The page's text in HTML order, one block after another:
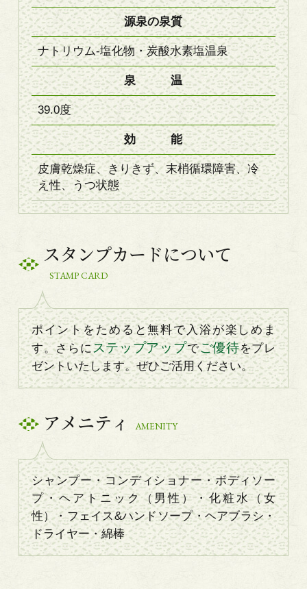
源泉の泉質
ナトリウム-塩化物・炭酸水素塩温泉
泉 温
39.0度
効 能
皮膚乾燥症、きりきず、末梢循環障害、冷
え性、うつ状態
スタンプカードについて
STAMP CARD
ポイントをためると無料で入浴が楽しめま
す。さらにステップアップでご優待をプレ
ゼントいたします。ぜひご活用ください。
アメニティ AMENITY
シャンプー・コンディショナー・ボディソー
プ・ヘアトニック（男性）・化粧水（女
性）・フェイス&ハンドソープ・ヘアブラシ・
ドライヤー・綿棒